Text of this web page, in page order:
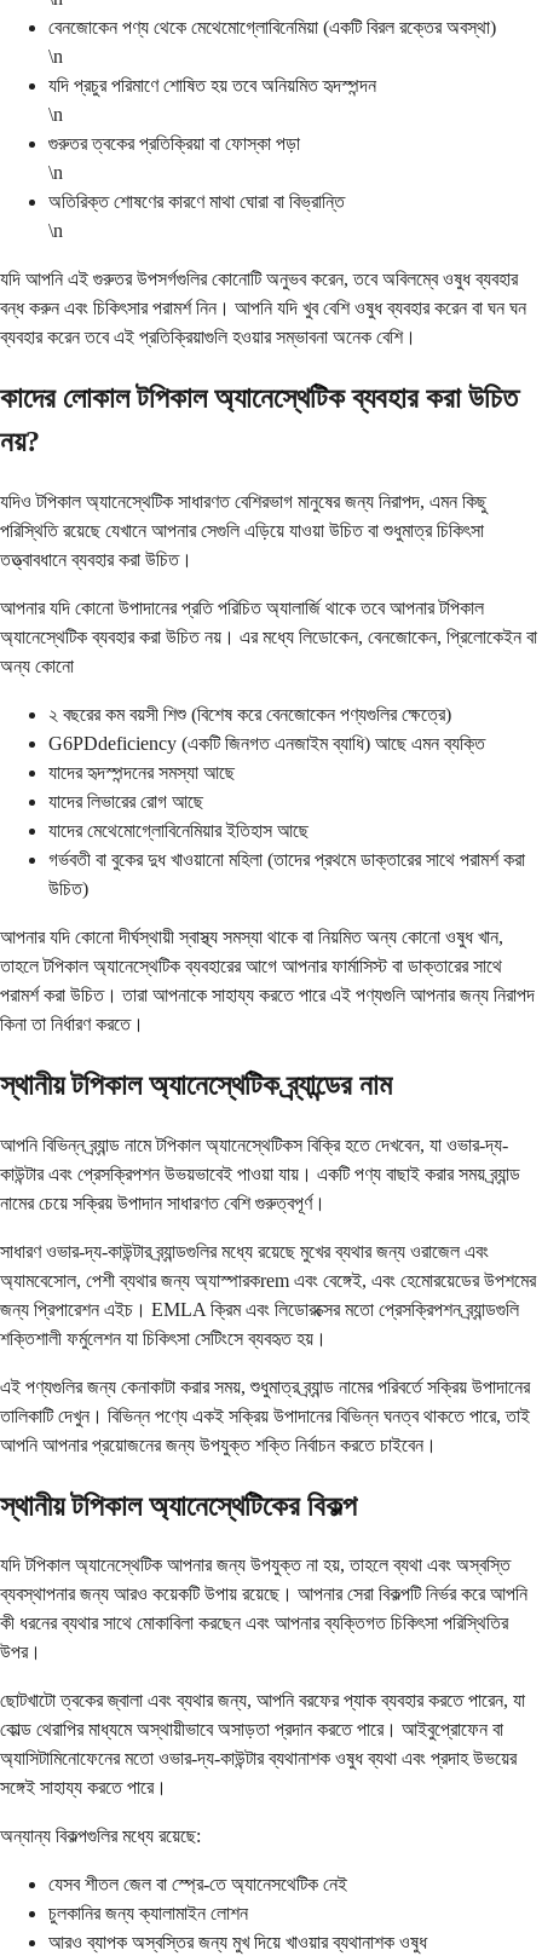
বেনজোকেন পণ্য থেকে মেথেমোগ্লোবিনেমিয়া (একটি বিরল রক্তের অবস্থা)
\n
যদি প্রচুর পরিমাণে শোষিত হয় তবে অনিয়মিত হৃদস্পন্দন
\n
গুরুতর ত্বকের প্রতিক্রিয়া বা ফোস্কা পড়া
\n
অতিরিক্ত শোষণের কারণে মাথা ঘোরা বা বিভ্রান্তি
\n
যদি আপনি এই গুরুতর উপসর্গগুলির কোনোটি অনুভব করেন, তবে অবিলম্বে ওষুধ ব্যবহার
বন্ধ করুন এবং চিকিৎসার পরামর্শ নিন। আপনি যদি খুব বেশি ওষুধ ব্যবহার করেন বা ঘন ঘন
ব্যবহার করেন তবে এই প্রতিক্রিয়াগুলি হওয়ার সম্ভাবনা অনেক বেশি।
কাদের লোকাল টপিকাল অ্যানেস্থেটিক ব্যবহার করা উচিত
নয়?
যদিও টপিকাল অ্যানেস্থেটিক সাধারণত বেশিরভাগ মানুষের জন্য নিরাপদ, এমন কিছু
পরিস্থিতি রয়েছে যেখানে আপনার সেগুলি এড়িয়ে যাওয়া উচিত বা শুধুমাত্র চিকিৎসা
তত্ত্বাবধানে ব্যবহার করা উচিত।
আপনার যদি কোনো উপাদানের প্রতি পরিচিত অ্যালার্জি থাকে তবে আপনার টপিকাল
অ্যানেস্থেটিক ব্যবহার করা উচিত নয়। এর মধ্যে লিডোকেন, বেনজোকেন, প্রিলোকেইন বা
অন্য কোনো
২ বছরের কম বয়সী শিশু (বিশেষ করে বেনজোকেন পণ্যগুলির ক্ষেত্রে)
G6PDdeficiency (একটি জিনগত এনজাইম ব্যাধি) আছে এমন ব্যক্তি
যাদের হৃদস্পন্দনের সমস্যা আছে
যাদের লিভারের রোগ আছে
যাদের মেথেমোগ্লোবিনেমিয়ার ইতিহাস আছে
গর্ভবতী বা বুকের দুধ খাওয়ানো মহিলা (তাদের প্রথমে ডাক্তারের সাথে পরামর্শ করা
উচিত)
আপনার যদি কোনো দীর্ঘস্থায়ী স্বাস্থ্য সমস্যা থাকে বা নিয়মিত অন্য কোনো ওষুধ খান,
তাহলে টপিকাল অ্যানেস্থেটিক ব্যবহারের আগে আপনার ফার্মাসিস্ট বা ডাক্তারের সাথে
পরামর্শ করা উচিত। তারা আপনাকে সাহায্য করতে পারে এই পণ্যগুলি আপনার জন্য নিরাপদ
কিনা তা নির্ধারণ করতে।
স্থানীয় টপিকাল অ্যানেস্থেটিক ব্র্যান্ডের নাম
আপনি বিভিন্ন ব্র্যান্ড নামে টপিকাল অ্যানেস্থেটিকস বিক্রি হতে দেখবেন, যা ওভার-দ্য-
কাউন্টার এবং প্রেসক্রিপশন উভয়ভাবেই পাওয়া যায়। একটি পণ্য বাছাই করার সময় ব্র্যান্ড
নামের চেয়ে সক্রিয় উপাদান সাধারণত বেশি গুরুত্বপূর্ণ।
সাধারণ ওভার-দ্য-কাউন্টার ব্র্যান্ডগুলির মধ্যে রয়েছে মুখের ব্যথার জন্য ওরাজেল এবং
অ্যামবেসোল, পেশী ব্যথার জন্য অ্যাস্পারকrem এবং বেঙ্গেই, এবং হেমোরয়েডের উপশমের
জন্য প্রিপারেশন এইচ। EMLA ক্রিম এবং লিডোরক্সের মতো প্রেসক্রিপশন ব্র্যান্ডগুলি
শক্তিশালী ফর্মুলেশন যা চিকিৎসা সেটিংসে ব্যবহৃত হয়।
এই পণ্যগুলির জন্য কেনাকাটা করার সময়, শুধুমাত্র ব্র্যান্ড নামের পরিবর্তে সক্রিয় উপাদানের
তালিকাটি দেখুন। বিভিন্ন পণ্যে একই সক্রিয় উপাদানের বিভিন্ন ঘনত্ব থাকতে পারে, তাই
আপনি আপনার প্রয়োজনের জন্য উপযুক্ত শক্তি নির্বাচন করতে চাইবেন।
স্থানীয় টপিকাল অ্যানেস্থেটিকের বিকল্প
যদি টপিকাল অ্যানেস্থেটিক আপনার জন্য উপযুক্ত না হয়, তাহলে ব্যথা এবং অস্বস্তি
ব্যবস্থাপনার জন্য আরও কয়েকটি উপায় রয়েছে। আপনার সেরা বিকল্পটি নির্ভর করে আপনি
কী ধরনের ব্যথার সাথে মোকাবিলা করছেন এবং আপনার ব্যক্তিগত চিকিৎসা পরিস্থিতির
উপর।
ছোটখাটো ত্বকের জ্বালা এবং ব্যথার জন্য, আপনি বরফের প্যাক ব্যবহার করতে পারেন, যা
কোল্ড থেরাপির মাধ্যমে অস্থায়ীভাবে অসাড়তা প্রদান করতে পারে। আইবুপ্রোফেন বা
অ্যাসিটামিনোফেনের মতো ওভার-দ্য-কাউন্টার ব্যথানাশক ওষুধ ব্যথা এবং প্রদাহ উভয়ের
সঙ্গেই সাহায্য করতে পারে।
অন্যান্য বিকল্পগুলির মধ্যে রয়েছে:
যেসব শীতল জেল বা স্প্রে-তে অ্যানেসথেটিক নেই
চুলকানির জন্য ক্যালামাইন লোশন
আরও ব্যাপক অস্বস্তির জন্য মুখ দিয়ে খাওয়ার ব্যথানাশক ওষুধ